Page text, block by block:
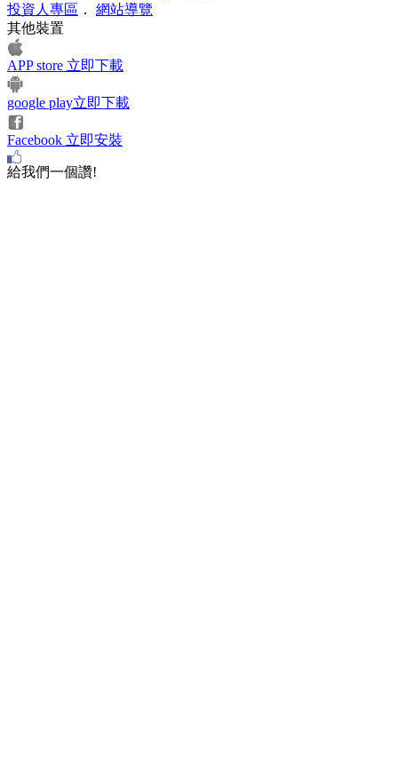
投資人專區 ． 網站導覽
其他裝置
APP store 立即下載
google play立即下載
Facebook 立即安裝
給我們一個讚!